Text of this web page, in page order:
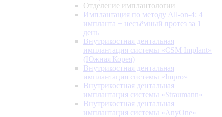
Отделение имплантологии
Имплантация по методу All-on-4: 4
импланта + несъёмный протез за 1
день
Внутрикостная дентальная
имплантация системы «CSM Implant»
(Южная Корея)
Внутрикостная дентальная
имплантация системы «Impro»
Внутрикостная дентальная
имплантация системы «Straumann»
Внутрикостная дентальная
имплантация системы «AnyOne»